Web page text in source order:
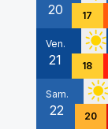
20 17
Ven.
21 18
Sam.
22 20